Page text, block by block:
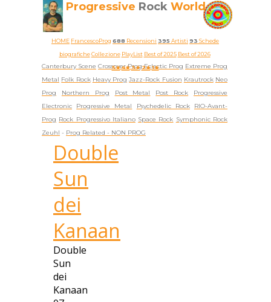
Progressive RockWorld
HOME FrancescoProg 688 Recensioni 395 Artisti 93 Schede
biografiche Collezione PlayList Best of 2025 Best of 2026
5★4★3★2★ 1★
Canterbury Scene Crossover Prog Eclectic Prog Extreme Prog
Metal Folk Rock Heavy Prog Jazz-Rock Fusion Krautrock Neo
Prog
Northern Prog Post Metal Post Rock
Progressive
Electronic
Progressive Metal Psychedelic Rock
RIO-Avant-
Prog Rock Progressivo Italiano Space Rock Symphonic Rock
Zeuhl - Prog Related - NON PROG
Double
Sun
dei
Kanaan
Double
Sun
dei
Kanaan